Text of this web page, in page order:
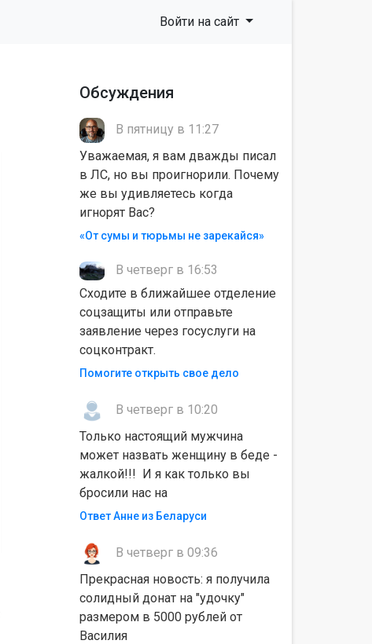
Войти на сайт
Обсуждения
В пятницу в 11:27
Уважаемая, я вам дважды писал
в ЛС, но вы проигнорили. Почему
же вы удивляетесь когда
игнорят Вас?
«От сумы и тюрьмы не зарекайся»
В четверг в 16:53
Сходите в ближайшее отделение
соцзащиты или отправьте
заявление через госуслуги на
соцконтракт.
Помогите открыть свое дело
В четверг в 10:20
Только настоящий мужчина
может назвать женщину в беде -
жалкой!!! И я как только вы
бросили нас на
Ответ Анне из Беларуси
В четверг в 09:36
Прекрасная новость: я получила
солидный донат на "удочку"
размером в 5000 рублей от
Василия